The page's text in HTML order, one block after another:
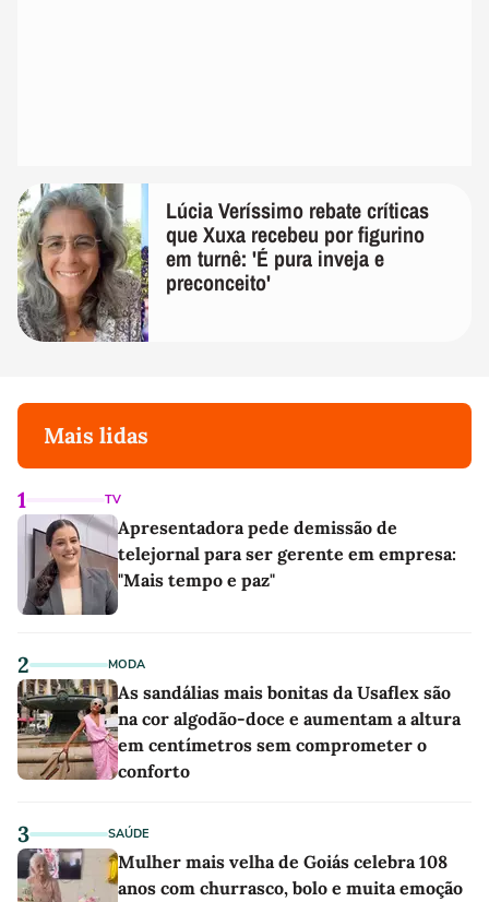
Lúcia Veríssimo rebate críticas
que Xuxa recebeu por figurino
em turnê: 'É pura inveja e
preconceito'
Mais lidas
1 TV
Apresentadora pede demissão de
telejornal para ser gerente em empresa:
"Mais tempo e paz"
2 MODA
As sandálias mais bonitas da Usaflex são
na cor algodão-doce e aumentam a altura
em centímetros sem comprometer o
conforto
3 SAÚDE
Mulher mais velha de Goiás celebra 108
anos com churrasco, bolo e muita emoção